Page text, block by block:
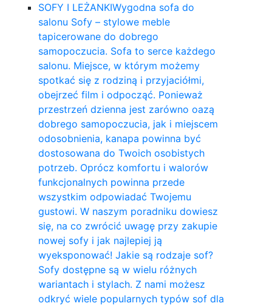
SOFY I LEŻANKIWygodna sofa do
salonu Sofy – stylowe meble
tapicerowane do dobrego
samopoczucia. Sofa to serce każdego
salonu. Miejsce, w którym możemy
spotkać się z rodziną i przyjaciółmi,
obejrzeć film i odpocząć. Ponieważ
przestrzeń dzienna jest zarówno oazą
dobrego samopoczucia, jak i miejscem
odosobnienia, kanapa powinna być
dostosowana do Twoich osobistych
potrzeb. Oprócz komfortu i walorów
funkcjonalnych powinna przede
wszystkim odpowiadać Twojemu
gustowi. W naszym poradniku dowiesz
się, na co zwrócić uwagę przy zakupie
nowej sofy i jak najlepiej ją
wyeksponować! Jakie są rodzaje sof?
Sofy dostępne są w wielu różnych
wariantach i stylach. Z nami możesz
odkryć wiele popularnych typów sof dla